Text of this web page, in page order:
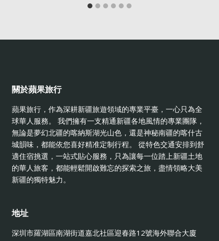
關於蘋果旅行
蘋果旅行，作為深耕新疆旅遊領域的專業平臺，一心只為全
球華人服務。 我們擁有一支精通新疆各地風情的專業團隊，
無論是夢幻北疆的喀納斯湖光山色，還是神秘南疆的喀什古
城韻味，都能依您喜好精准定制行程。 從特色交通安排到舒
適住宿挑選，一站式貼心服務，只為讓每一位踏上新疆土地
的華人旅客，都能輕鬆開啟難忘的探索之旅，盡情領略大美
新疆的獨特魅力。
地址
深圳市羅湖區南湖街道嘉北社區迎春路12號海外聯合大廈